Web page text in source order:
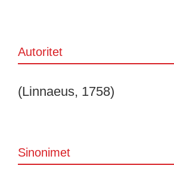
Autoritet
(Linnaeus, 1758)
Sinonimet